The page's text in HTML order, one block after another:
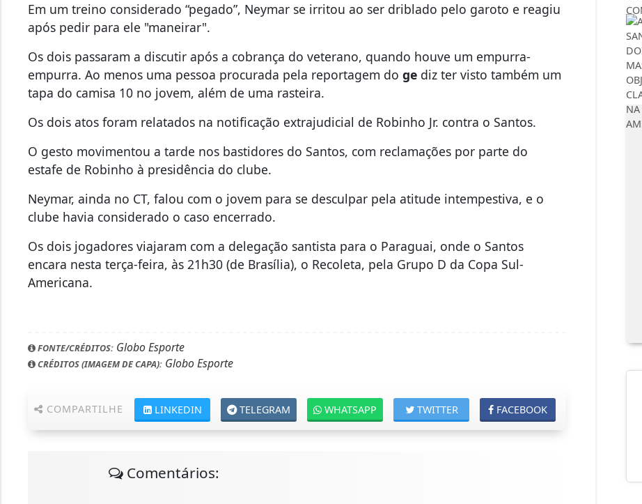
Em um treino considerado “pegado”, Neymar se irritou ao ser driblado pelo garoto e reagiu
após pedir para ele "maneirar".
Os dois passaram a discutir após a cobrança do veterano, quando houve um empurra-
empurra. Ao menos uma pessoa procurada pela reportagem doge diz ter visto também um
tapa do camisa 10 no jovem, além de uma rasteira.
Os dois atos foram relatados na notificação extrajudicial de Robinho Jr. contra o Santos.
O gesto movimentou a tarde nos bastidores do Santos, com reclamações por parte do
estafe de Robinho à presidência do clube.
Neymar, ainda no CT, falou com o jovem para se desculpar pela atitude intempestiva, e o
clube havia considerado o caso encerrado.
Os dois jogadores viajaram com a delegação santista para o Paraguai, onde o Santos
encara nesta terça-feira, às 21h30 (de Brasília), o Recoleta, pela Grupo D da Copa Sul-
Americana.
FONTE/CRÉDITOS: Globo Esporte
CRÉDITOS (IMAGEM DE CAPA): Globo Esporte
COMPARTILHE FACEBOOK
TWITTER
WHATSAPP
TELEGRAM
LINKEDIN
Comentários: